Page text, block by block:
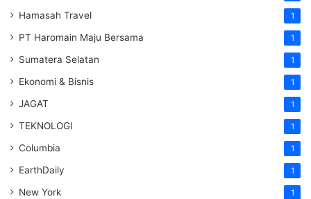
Hamasah Travel 1
PT Haromain Maju Bersama 1
Sumatera Selatan 1
Ekonomi & Bisnis 1
JAGAT 1
TEKNOLOGI 1
Columbia 1
EarthDaily 1
New York 1